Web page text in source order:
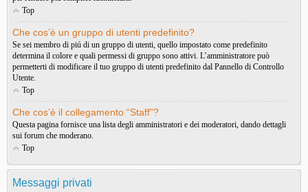
Top
Che cos’è un gruppo di utenti predefinito?
Se sei membro di piú di un gruppo di utenti, quello impostato come predefinito
determina il colore e quali permessi di gruppo sono attivi. L’amministratore può
permetterti di modificare il tuo gruppo di utenti predefinito dal Pannello di Controllo
Utente.
Top
Che cos’è il collegamento “Staff”?
Questa pagina fornisce una lista degli amministratori e dei moderatori, dando dettagli
sui forum che moderano.
Top
Messaggi privati